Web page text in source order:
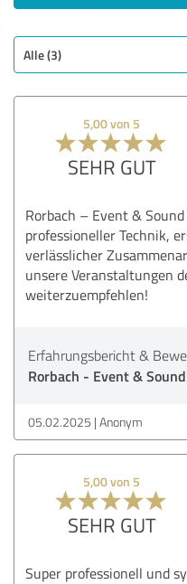
Alle (3)
5,00 von 5
SEHR GUT
Rorbach – Event &
professioneller Technik,
verlässlicher
unsere Veranstaltungen
weiterzuempfehlen!
Erfahrungsbericht &
Rorbach - Event & Sound
05.02.2025 Anonym
5,00 von 5
SEHR GUT
Super professionell und